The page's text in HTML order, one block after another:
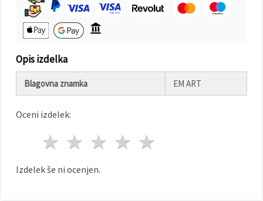
Opis izdelka
Blagovna znamka EM ART
Oceni izdelek:
4 zvezde
3 zvezde
2 zvezde
1 zvezda
Izdelek še ni ocenjen.